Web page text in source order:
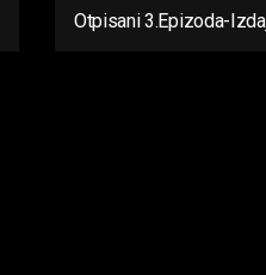
Otpisani 3.Epizoda-